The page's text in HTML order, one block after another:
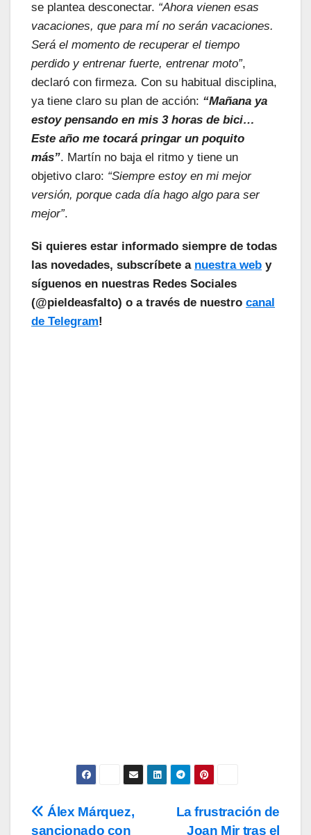
se plantea desconectar. “Ahora vienen esas
vacaciones, que para mí no serán vacaciones.
Será el momento de recuperar el tiempo
perdido y entrenar fuerte, entrenar moto”,
declaró con firmeza. Con su habitual disciplina,
ya tiene claro su plan de acción: “Mañana ya
estoy pensando en mis 3 horas de bici…
Este año me tocará pringar un poquito
más”. Martín no baja el ritmo y tiene un
objetivo claro: “Siempre estoy en mi mejor
versión, porque cada día hago algo para ser
mejor”.
Si quieres estar informado siempre de todas
las novedades, subscríbete a nuestra web y
síguenos en nuestras Redes Sociales
(@pieldeasfalto) o a través de nuestro canal
de Telegram!
Navegación
La frustración de
Joan Mir tras el
Álex Márquez,
sancionado con